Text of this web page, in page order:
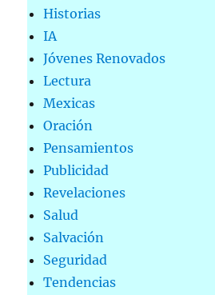
Historias
IA
Jóvenes Renovados
Lectura
Mexicas
Oración
Pensamientos
Publicidad
Revelaciones
Salud
Salvación
Seguridad
Tendencias